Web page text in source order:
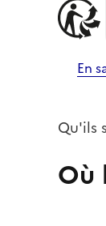
En
Qu'ils
Où